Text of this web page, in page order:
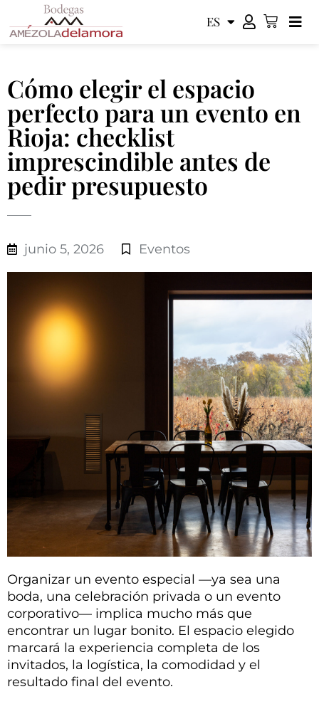
ES
EN
Cómo elegir el espacio
perfecto para un evento en
Rioja: checklist
imprescindible antes de
pedir presupuesto
junio 5, 2026 Eventos
Organizar un evento especial —ya sea una
boda, una celebración privada o un evento
corporativo— implica mucho más que
encontrar un lugar bonito. El espacio elegido
marcará la experiencia completa de los
invitados, la logística, la comodidad y el
resultado final del evento.